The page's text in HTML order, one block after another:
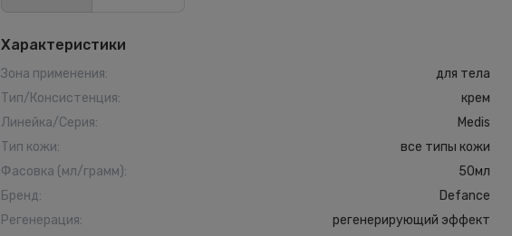
Характеристики
Зона применения:
для тела
Тип/Консистенция:
крем
Линейка/Серия:
Medis
Тип кожи:
все типы кожи
Фасовка (мл/грамм):
50мл
Бренд:
Defance
Регенерация:
регенерирующий эффект